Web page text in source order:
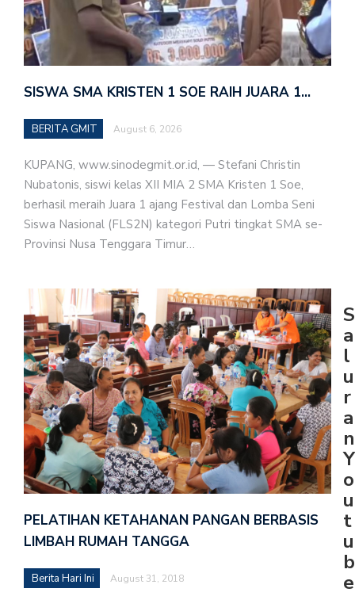
SISWA SMA KRISTEN 1 SOE RAIH JUARA 1…
BERITA GMIT August 6, 2026
KUPANG, www.sinodegmit.or.id, — Stefani Christin
Nubatonis, siswi kelas XII MIA 2 SMA Kristen 1 Soe,
berhasil meraih Juara 1 ajang Festival dan Lomba Seni
Siswa Nasional (FLS2N) kategori Putri tingkat SMA se-
Provinsi Nusa Tenggara Timur…
PELATIHAN KETAHANAN PANGAN BERBASIS
LIMBAH RUMAH TANGGA
Berita Hari Ini August 31, 2018
S
a
l
u
r
a
n
Y
o
u
t
u
b
e